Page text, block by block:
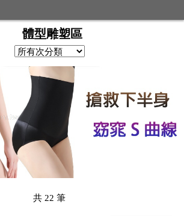
體型雕塑區
共 22 筆